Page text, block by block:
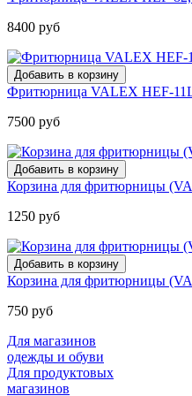
8400 руб
Фритюрница VALEX HEF-
7500 руб
Корзина для фритюрницы
1250 руб
Корзина для фритюрницы
750 руб
Для магазинов
одежды и обуви
Для продуктовых
магазинов